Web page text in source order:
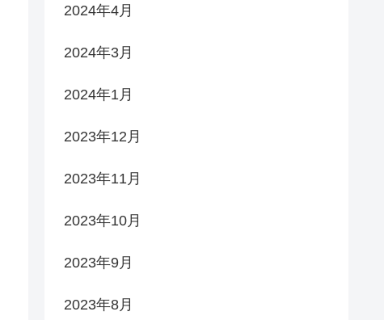
2024年4月
2024年3月
2024年1月
2023年12月
2023年11月
2023年10月
2023年9月
2023年8月